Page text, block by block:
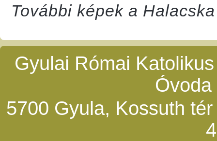
További képek a
Gyulai Római
5700 Gyula, Kossuth